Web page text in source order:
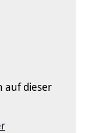
auf dieser